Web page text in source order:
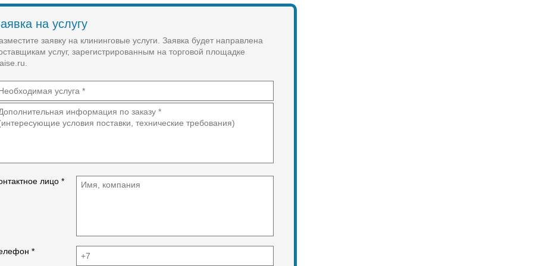
Работы на высоте.
на услугу
заявку на клининговые услуги. Заявка будет направлена
услуг, зарегистрированным на торговой площадке
лицо *
*